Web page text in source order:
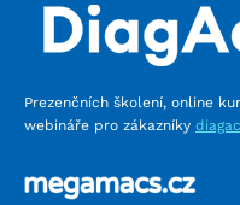
Prezenčních školení, online
webináře pro zákazníky